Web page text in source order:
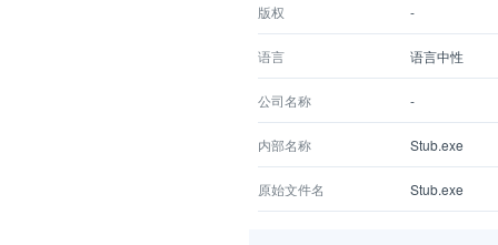
版权 -
语言 语言中性
公司名称 -
内部名称 Stub.exe
原始文件名 Stub.exe